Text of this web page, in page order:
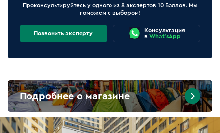
Проконсультируйтесь у одного из 8 экспертов 10 Баллов. Мы
поможем с выбором!
Позвонить эксперту
Консультация
в What'sApp
Подробнее о магазине